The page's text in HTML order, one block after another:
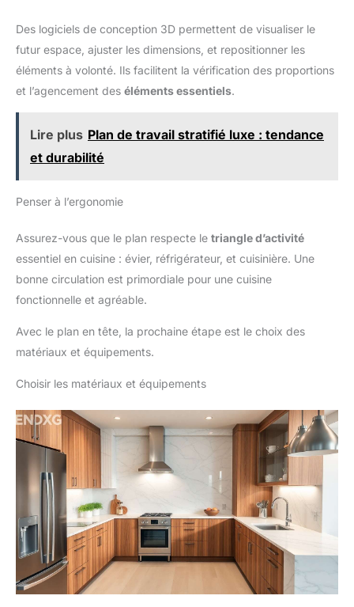
Des logiciels de conception 3D permettent de visualiser le
futur espace, ajuster les dimensions, et repositionner les
éléments à volonté. Ils facilitent la vérification des proportions
et l’agencement des éléments essentiels.
Lire plus Plan de travail stratifié luxe : tendance
et durabilité
Penser à l’ergonomie
Assurez-vous que le plan respecte le triangle d’activité
essentiel en cuisine : évier, réfrigérateur, et cuisinière. Une
bonne circulation est primordiale pour une cuisine
fonctionnelle et agréable.
Avec le plan en tête, la prochaine étape est le choix des
matériaux et équipements.
Choisir les matériaux et équipements